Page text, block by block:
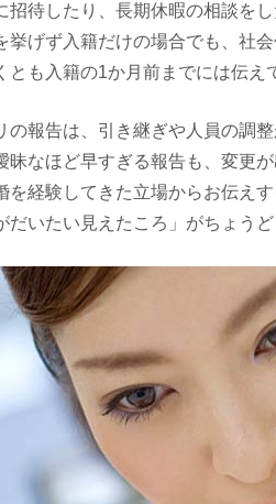
招待したり、長期休暇の相談を
挙げず入籍だけの場合でも、社
とも入籍の1か月前までには伝え
の報告は、引き継ぎや人員の調
昧なほど早すぎる報告も、変更
を経験してきた立場からお伝え
だいたい見えたころ」がちょうど